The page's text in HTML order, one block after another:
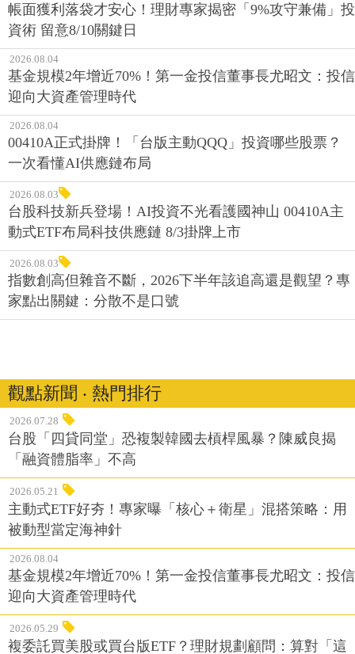
帳面獲利落袋才安心！理財專家揭密「9%攻守兼備」投
資術 留意8/10關鍵日
2026.08.04
基金規模2年增近70%！第一金投信董事長尤昭文：投信
迎向大資產管理時代
2026.08.04
00410A正式掛牌！「台版主動QQQ」投資哪些股票？
一次看懂AI供應鏈布局
2026.08.03
台股科技新兵登場！AI投資不光看護國神山 00410A主
動式ETF布局科技供應鏈 8/3掛牌上市
2026.08.03
指數創高但雜音不斷，2026下半年該追高還是觀望？專
家點出關鍵：分散不是口號
觀點新聞 ‧ 熱門排行
2026.07.28
台股「四貸同堂」恐複製韓國去槓桿風暴？陳威良揭
「融資體脂率」不高
2026.05.21
主動式ETF好夯！專家曝「核心＋衛星」混搭策略：用
被動型當定海神針
2026.08.04
基金規模2年增近70%！第一金投信董事長尤昭文：投信
迎向大資產管理時代
2026.05.29
複委託買美股或買台版ETF？理財規劃顧問：算對「這